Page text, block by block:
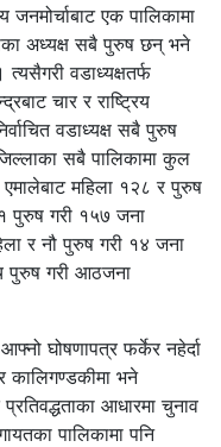
जनमोर्चाबाट एक पालिकामा
अध्यक्ष सबै पुरुष छन् भने
वडाध्यक्षतर्फ
चार र राष्ट्रिय
वडाध्यक्ष सबै पुरुष
सबै पालिकामा कुल
महिला १२८ र पुरुष
पुरुष गरी १५७ जना
र नौ पुरुष गरी १४ जना
पुरुष गरी आठजना
घोषणापत्र फर्केर नहेर्दा
कालिगण्डकीमा भने
आधारमा चुनाव
पालिकामा पनि